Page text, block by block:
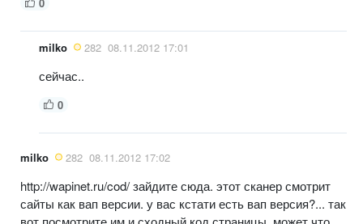
milko 282 08.11.2012 17:01
сейчас..
0
milko 282 08.11.2012 17:02
http://wapinet.ru/cod/ зайдите сюда. этот сканер смотрит
сайты как вап версии. у вас кстати есть вап версия?... так